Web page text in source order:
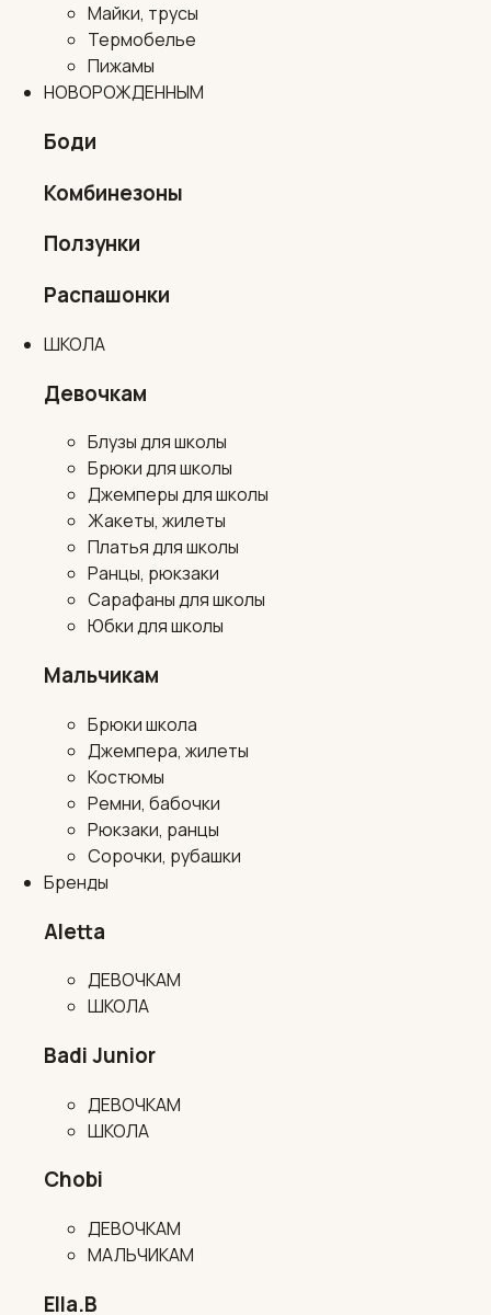
Майки, трусы
Термобелье
Пижамы
НОВОРОЖДЕННЫМ
Боди
Комбинезоны
Ползунки
Распашонки
ШКОЛА
Девочкам
Блузы для школы
Брюки для школы
Джемперы для школы
Жакеты, жилеты
Платья для школы
Ранцы, рюкзаки
Сарафаны для школы
Юбки для школы
Мальчикам
Брюки школа
Джемпера, жилеты
Костюмы
Ремни, бабочки
Рюкзаки, ранцы
Сорочки, рубашки
Бренды
Aletta
ДЕВОЧКАМ
ШКОЛА
Badi Junior
ДЕВОЧКАМ
ШКОЛА
Chobi
ДЕВОЧКАМ
МАЛЬЧИКАМ
Ella.B